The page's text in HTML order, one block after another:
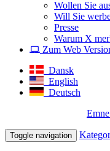
Wollen Sie
Will Sie
Presse
Warum X
Zum Web
Dansk
English
Deutsch
Toggle navigation